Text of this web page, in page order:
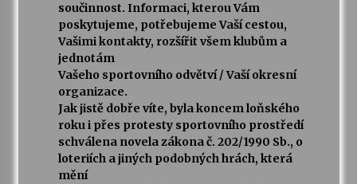
součinnost. Informaci, kterou Vám
poskytujeme, potřebujeme Vaší cestou,
Vašimi kontakty, rozšířit všem klubům a
jednotám
Vašeho sportovního odvětví / Vaší okresní
organizace.
Jak jistě dobře víte, byla koncem loňského
roku i přes protesty sportovního prostředí
schválena novela zákona č. 202/1990 Sb., o
loteriích a jiných podobných hrách, která
mění